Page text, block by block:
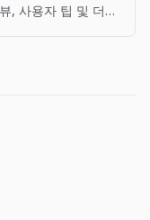
, 사용자 팁 및 더